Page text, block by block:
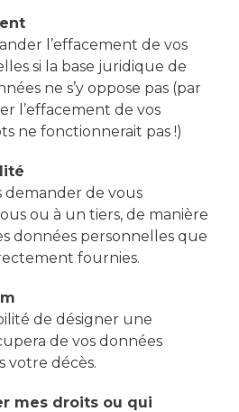
l’effacement de vos
si la base juridique de
ne s’y oppose pas (par
l’effacement de vos
ne fonctionnerait pas !)
demander de vous
ou à un tiers, de manière
données personnelles que
fournies.
de désigner une
de vos données
votre décès.
mes droits ou qui